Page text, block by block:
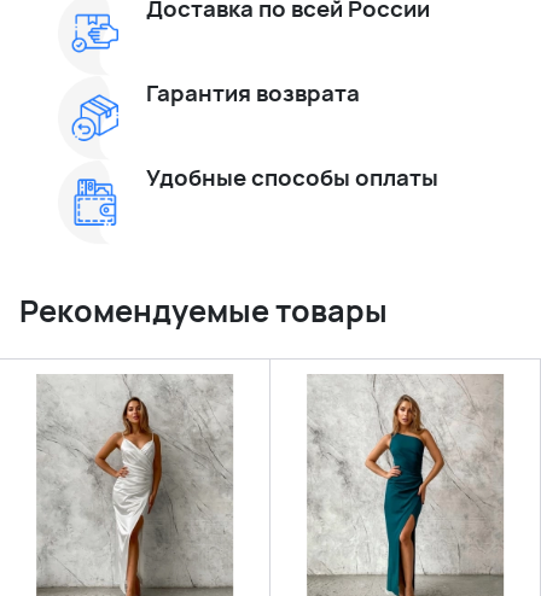
Доставка по всей России
Гарантия возврата
Удобные способы оплаты
Рекомендуемые товары